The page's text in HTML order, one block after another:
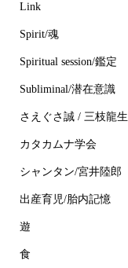
Link
Spirit/魂
Spiritual session/鑑定
Subliminal/潜在意識
さえぐさ誠 / 三枝龍生
カタカムナ学会
シャンタン/宮井陸郎
出産育児/胎内記憶
遊
食